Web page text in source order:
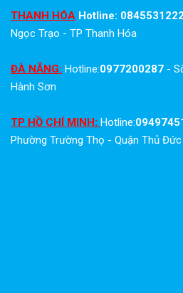
THANH HÓA Hotline: 0845531222
Ngọc Trạo - TP Thanh Hóa
ĐÀ NẴNG: Hotline:0977200287 -
Hành Sơn
TP HỒ CHÍ MINH: Hotline:
Phường Trường Thọ - Quận Thủ